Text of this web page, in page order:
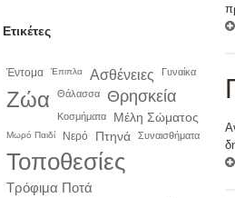
Ετικέτες
Έντομα Έπιπλα Ασθένειες Γυναίκα
Ζώα Θάλασσα Θρησκεία
Κοσμήματα Μέλη Σώματος
Μωρό Παιδί Νερό Πτηνά Συναισθήματα
Τοποθεσίες
Τρόφιμα Ποτά